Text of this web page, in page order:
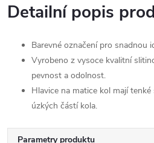
Detailní popis
Barevné označení pro snadnou
Vyrobeno z vysoce kvalitní
pevnost a odolnost.
Hlavice na matice kol mají
úzkých částí kola.
Parametry produktu